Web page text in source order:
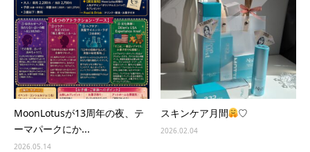
MoonLotusが13周年の夜、テ
ーマパークにか...
2026.05.14
スキンケア月間 ♡
2026.02.04